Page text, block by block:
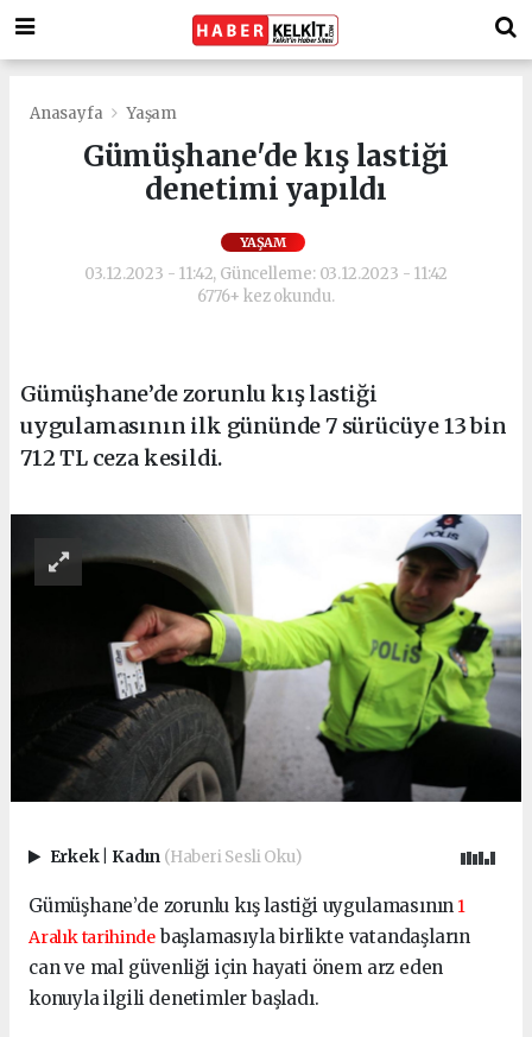
Anasayfa Yaşam
Gümüşhane'de kış lastiği
denetimi yapıldı
YAŞAM
03.12.2023 - 11:42, Güncelleme: 03.12.2023 - 11:42
6776+ kez okundu.
Gümüşhane’de zorunlu kış lastiği
uygulamasının ilk gününde 7 sürücüye 13 bin
712 TL ceza kesildi.
Erkek Kadın (Haberi Sesli Oku)
Gümüşhane’de zorunlu kış lastiği uygulamasının 1
Aralık tarihindebaşlamasıyla birlikte vatandaşların
can ve mal güvenliği için hayati önem arz eden
konuyla ilgili denetimler başladı.